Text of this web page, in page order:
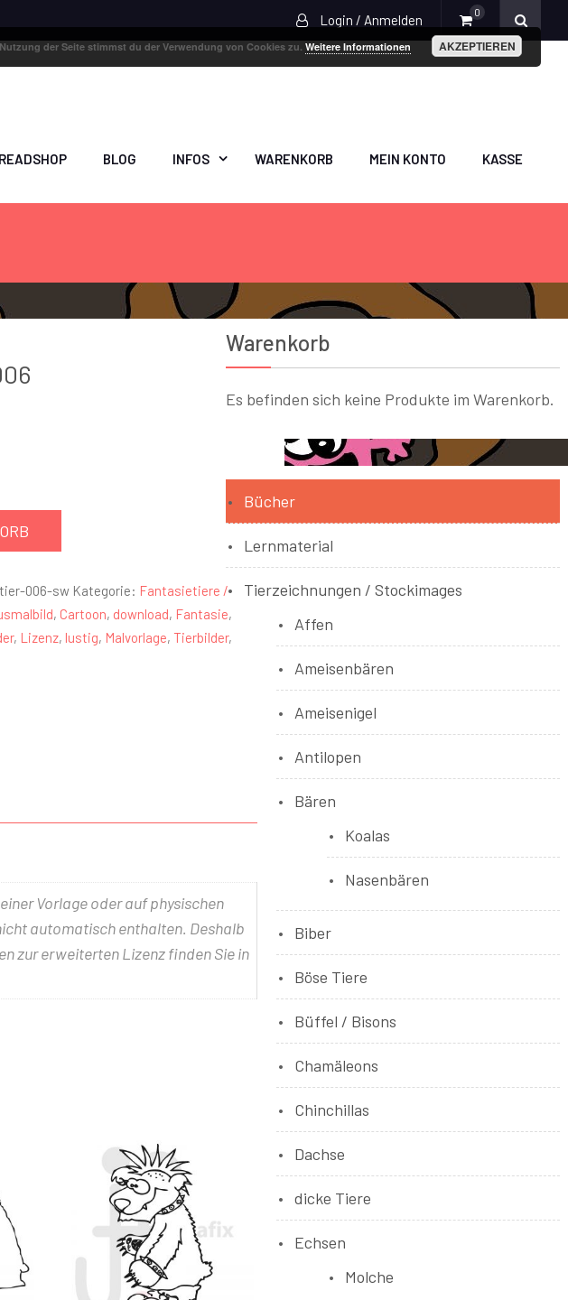
Login / Anmelden 0
BLOG INFOS WARENKORB MEIN KONTO KASSE
006-sw Kategorie: Fantasietiere /
, Cartoon, download, Fantasie,
, Lizenz, lustig, Malvorlage, Tierbilder,
Vorlage oder auf physischen
automatisch enthalten. Deshalb
zur erweiterten Lizenz finden Sie in
Warenkorb
Es befinden sich keine Produkte im Warenkorb.
Bücher
Lernmaterial
Tierzeichnungen / Stockimages
Affen
Ameisenbären
Ameisenigel
Antilopen
Bären
Koalas
Nasenbären
Biber
Böse Tiere
Büffel / Bisons
Chamäleons
Chinchillas
Dachse
dicke Tiere
Echsen
Molche
der Seite stimmst du der Verwendung von Cookies zu. Weitere Informationen AKZEPTIEREN